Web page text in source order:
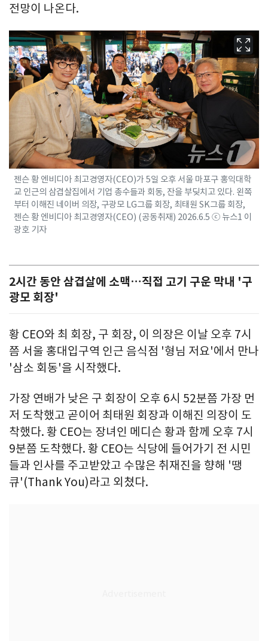
전망이 나온다.
젠슨 황 엔비디아 최고경영자(CEO)가 5일 오후 서울 마포구 홍익대학
교 인근의 삼겹살집에서 기업 총수들과 회동, 잔을 부딪치고 있다. 왼쪽
부터 이해진 네이버 의장, 구광모 LG그룹 회장, 최태원 SK그룹 회장,
젠슨 황 엔비디아 최고경영자(CEO) (공동취재) 2026.6.5 ⓒ 뉴스1 이
광호 기자
2시간 동안 삼겹살에 소맥…직접 고기 구운 막내 '구
광모 회장'
황 CEO와 최 회장, 구 회장, 이 의장은 이날 오후 7시
쯤 서울 홍대입구역 인근 음식점 '형님 저요'에서 만나
'삼소 회동'을 시작했다.
가장 연배가 낮은 구 회장이 오후 6시 52분쯤 가장 먼
저 도착했고 곧이어 최태원 회장과 이해진 의장이 도
착했다. 황 CEO는 장녀인 메디슨 황과 함께 오후 7시
9분쯤 도착했다. 황 CEO는 식당에 들어가기 전 시민
들과 인사를 주고받았고 수많은 취재진을 향해 '땡
큐'(Thank You)라고 외쳤다.